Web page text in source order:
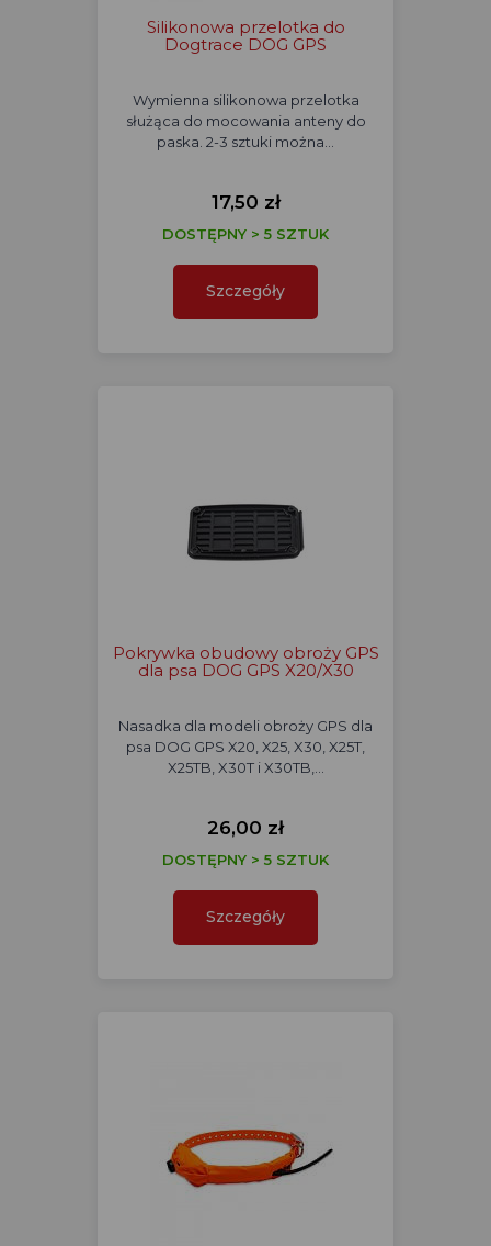
Silikonowa przelotka do
Dogtrace DOG GPS
Wymienna silikonowa przelotka
służąca do mocowania anteny do
paska. 2-3 sztuki można…
17,50 zł
DOSTĘPNY > 5 SZTUK
Szczegóły
Pokrywka obudowy obroży GPS
dla psa DOG GPS X20/X30
Nasadka dla modeli obroży GPS dla
psa DOG GPS X20, X25, X30, X25T,
X25TB, X30T i X30TB,…
26,00 zł
DOSTĘPNY > 5 SZTUK
Szczegóły